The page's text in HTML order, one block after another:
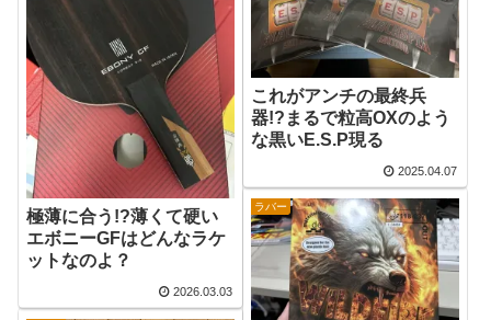
極薄に合う!?薄くて硬い
エボニーGFはどんなラケ
ットなのよ？
2026.03.03
これがアンチの最終兵
器!?まるで粒高OXのよう
な黒いE.S.P現る
2025.04.07
ラバー